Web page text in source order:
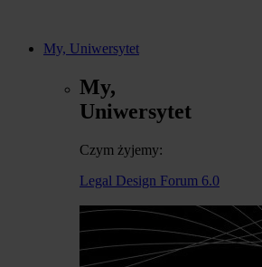
My, Uniwersytet
My,
Uniwersytet
Czym żyjemy:
Legal Design Forum 6.0